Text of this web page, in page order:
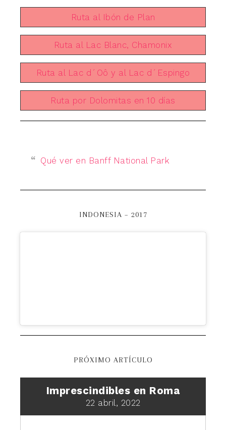
Ruta al Ibón de Plan
Ruta al Lac Blanc, Chamonix
Ruta al Lac d´Oô y al Lac d´Espingo
Ruta por Dolomitas en 10 días
Qué ver en Banff National Park
INDONESIA – 2017
PRÓXIMO ARTÍCULO
Imprescindibles en Roma
22 abril, 2022